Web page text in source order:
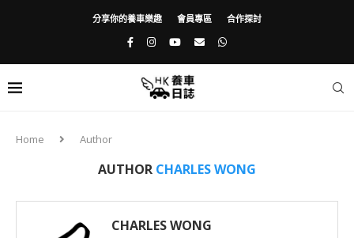
分享你的養車樂趣 會員專區 合作探討
Home Author
AUTHOR CHARLES WONG
CHARLES WONG